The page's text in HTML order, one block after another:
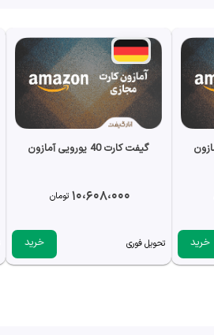
خرید
گیفت کارت 40 یورویی آمازون
10،608،000 تومان
تحویل فوری خرید